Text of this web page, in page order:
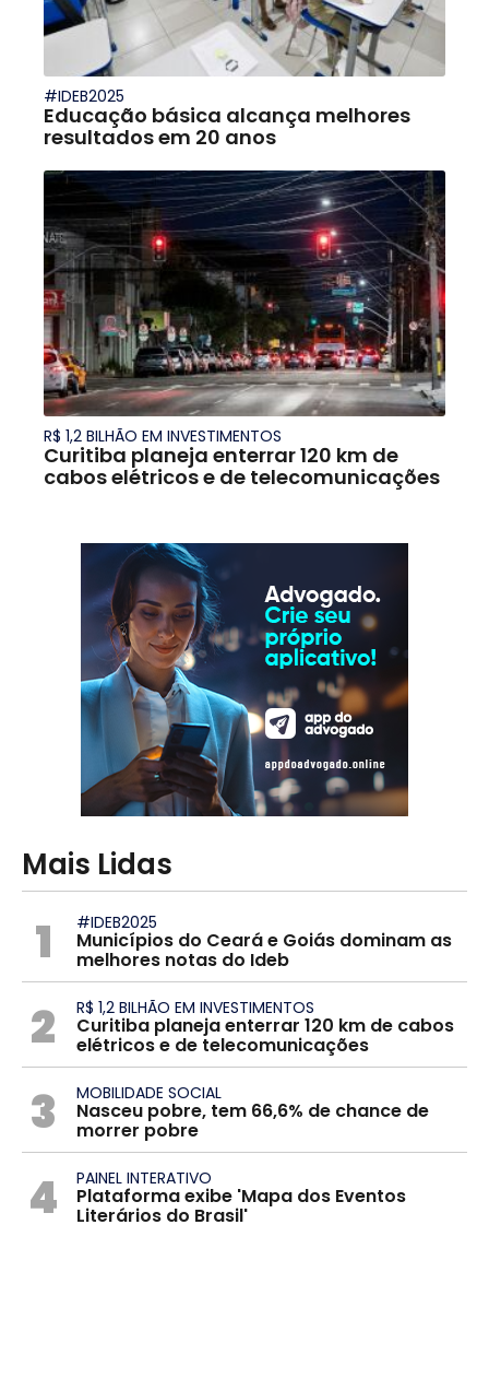
#IDEB2025
Educação básica alcança melhores
resultados em 20 anos
R$ 1,2 BILHÃO EM INVESTIMENTOS
Curitiba planeja enterrar 120 km de
cabos elétricos e de telecomunicações
Mais Lidas
1 #IDEB2025
Municípios do Ceará e Goiás dominam as
melhores notas do Ideb
2 R$ 1,2 BILHÃO EM INVESTIMENTOS
Curitiba planeja enterrar 120 km de cabos
elétricos e de telecomunicações
3 MOBILIDADE SOCIAL
Nasceu pobre, tem 66,6% de chance de
morrer pobre
4 PAINEL INTERATIVO
Plataforma exibe 'Mapa dos Eventos
Literários do Brasil'